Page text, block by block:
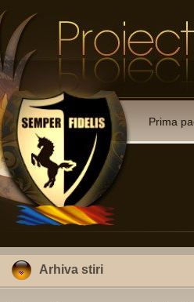
Prima
Arhiva stiri